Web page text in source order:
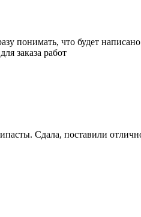
понимать, что будет
заказа работ
Сдала, поставили